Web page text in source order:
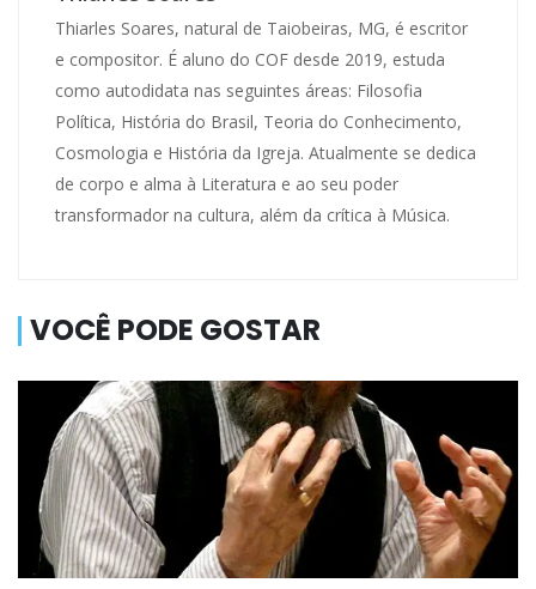
Thiarles Soares, natural de Taiobeiras, MG, é escritor
e compositor. É aluno do COF desde 2019, estuda
como autodidata nas seguintes áreas: Filosofia
Política, História do Brasil, Teoria do Conhecimento,
Cosmologia e História da Igreja. Atualmente se dedica
de corpo e alma à Literatura e ao seu poder
transformador na cultura, além da crítica à Música.
VOCÊ PODE GOSTAR